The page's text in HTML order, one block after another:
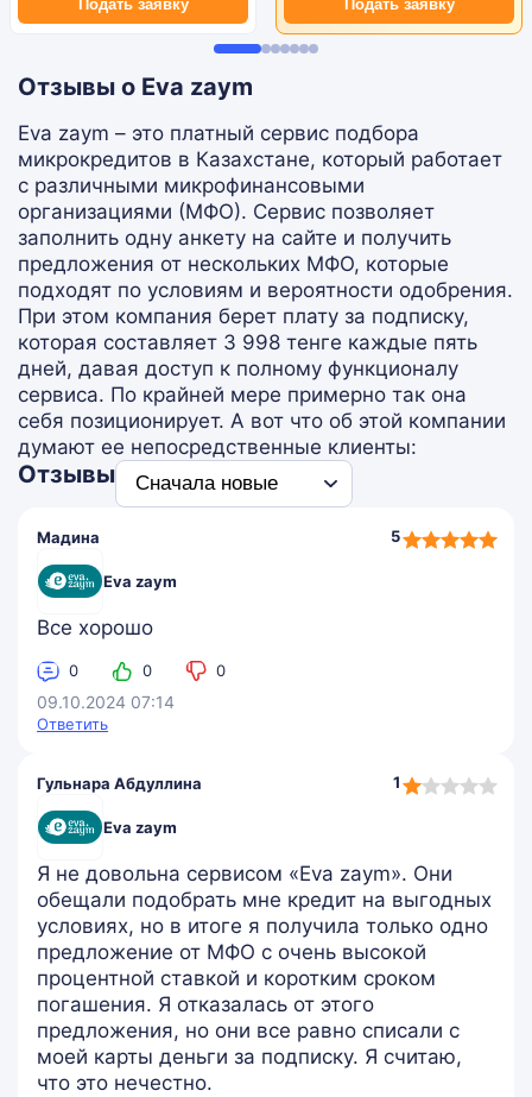
Подать заявку
Подать заявку
Отзывы о Eva zaym
Eva zaym – это платный сервис подбора
микрокредитов в Казахстане, который работает
с различными микрофинансовыми
организациями (МФО). Сервис позволяет
заполнить одну анкету на сайте и получить
предложения от нескольких МФО, которые
подходят по условиям и вероятности одобрения.
При этом компания берет плату за подписку,
которая составляет 3 998 тенге каждые пять
дней, давая доступ к полному функционалу
сервиса. По крайней мере примерно так она
себя позиционирует. А вот что об этой компании
думают ее непосредственные клиенты:
Отзывы
Мадина
Eva zaym
5
5,0
rating
Все хорошо
0 0 0
09.10.2024 07:14
Ответить
Гульнара Абдуллина
Eva zaym
1
1,0
rating
Я не довольна сервисом «Eva zaym». Они
обещали подобрать мне кредит на выгодных
условиях, но в итоге я получила только одно
предложение от МФО с очень высокой
процентной ставкой и коротким сроком
погашения. Я отказалась от этого
предложения, но они все равно списали с
моей карты деньги за подписку. Я считаю,
что это нечестно.